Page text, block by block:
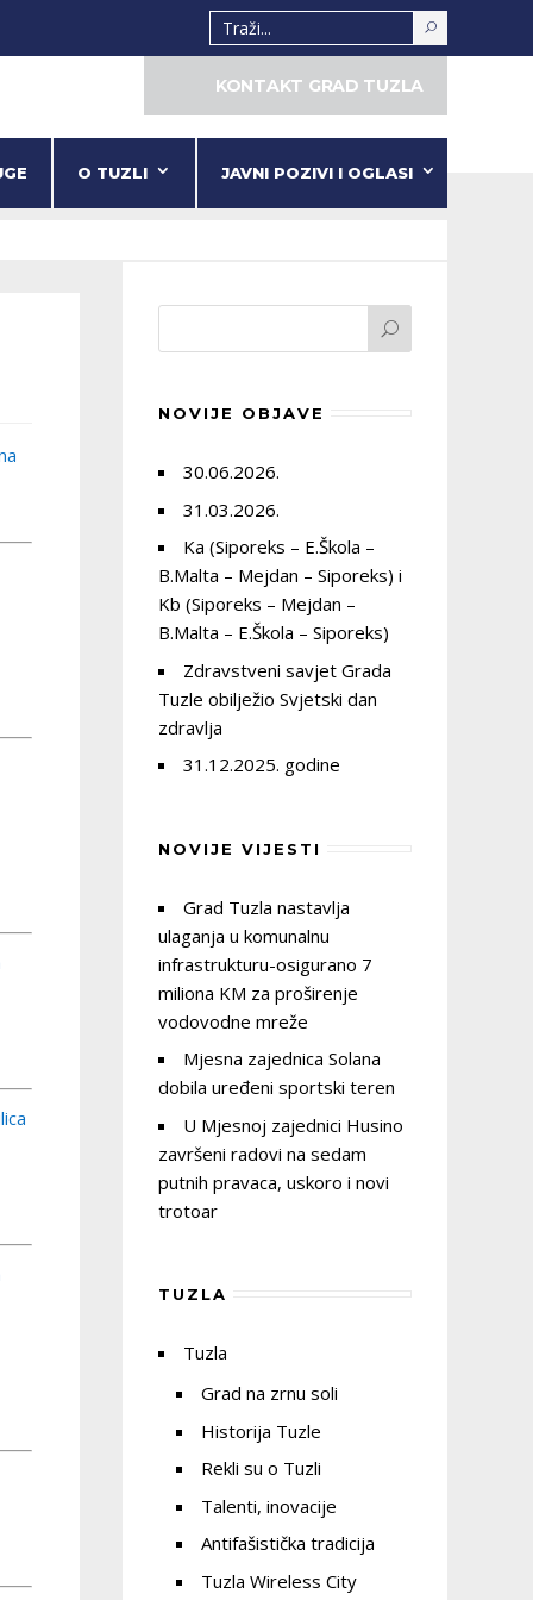
KONTAKT GRAD TUZLA
O TUZLI JAVNI POZIVI I OGLASI
NOVIJE OBJAVE
30.06.2026.
31.03.2026.
Ka (Siporeks – E.Škola –
B.Malta – Mejdan – Siporeks) i
Kb (Siporeks – Mejdan –
B.Malta – E.Škola – Siporeks)
Zdravstveni savjet Grada
Tuzle obilježio Svjetski dan
zdravlja
31.12.2025. godine
NOVIJE VIJESTI
Grad Tuzla nastavlja
ulaganja u komunalnu
infrastrukturu-osigurano 7
miliona KM za proširenje
vodovodne mreže
Mjesna zajednica Solana
dobila uređeni sportski teren
U Mjesnoj zajednici Husino
završeni radovi na sedam
putnih pravaca, uskoro i novi
trotoar
TUZLA
Tuzla
Grad na zrnu soli
Historija Tuzle
Rekli su o Tuzli
Talenti, inovacije
Antifašistička tradicija
Tuzla Wireless City